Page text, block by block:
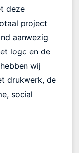
deze
project
aanwezig
logo en de
wij
drukwerk, de
social